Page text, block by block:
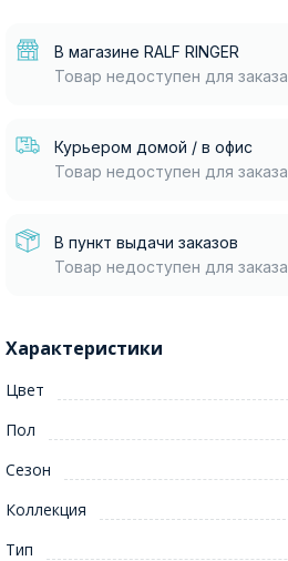
В магазине RALF RINGER
Товар недоступен для заказа
Курьером домой / в офис
Товар недоступен для заказа
В пункт выдачи заказов
Товар недоступен для заказа
Характеристики
Цвет
Пол
Сезон
Коллекция
Тип